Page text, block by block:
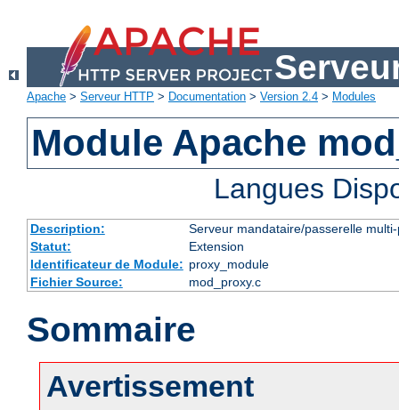
Apache > Serveur HTTP > Documentation > Version 2.4 > Modules
Module Apache
Langues
Description:
Serveur mandataire/passerelle
Statut:
Extension
Identificateur de Module: proxy_module
Fichier Source:
mod_proxy.c
Sommaire
Avertissement